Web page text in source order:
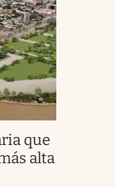
que
alta